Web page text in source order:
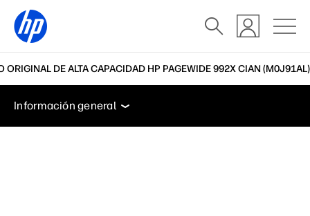
ORIGINAL DE ALTA CAPACIDAD HP PAGEWIDE 992X CIAN (M0J91AL)
Información general
Soporte
Información general